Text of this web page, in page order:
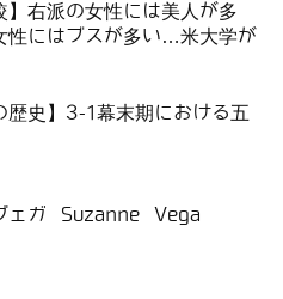
】右派の女性には美人が多
性にはブスが多い…米大学が
歴史】3-1幕末期における五
ェガ Suzanne Vega